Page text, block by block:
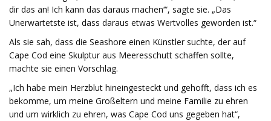
dir das an! Ich kann das daraus machen‘“, sagte sie. „Das
Unerwartetste ist, dass daraus etwas Wertvolles geworden ist.“
Als sie sah, dass die Seashore einen Künstler suchte, der auf
Cape Cod eine Skulptur aus Meeresschutt schaffen sollte,
machte sie einen Vorschlag.
„Ich habe mein Herzblut hineingesteckt und gehofft, dass ich es
bekomme, um meine Großeltern und meine Familie zu ehren
und um wirklich zu ehren, was Cape Cod uns gegeben hat“,